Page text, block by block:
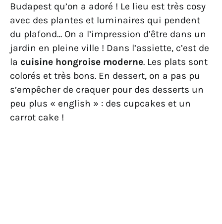
Budapest qu’on a adoré ! Le lieu est très cosy
avec des plantes et luminaires qui pendent
du plafond… On a l’impression d’être dans un
jardin en pleine ville ! Dans l’assiette, c’est de
la cuisine hongroise moderne. Les plats sont
colorés et très bons. En dessert, on a pas pu
s’empêcher de craquer pour des desserts un
peu plus « english » : des cupcakes et un
carrot cake !